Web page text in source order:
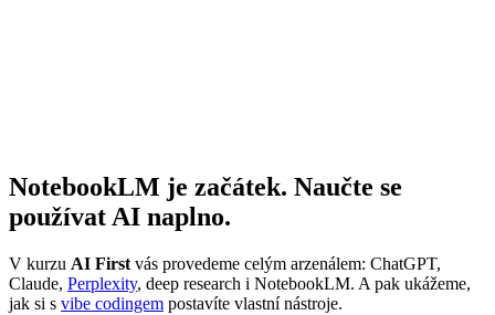
NotebookLM je začátek. Naučte se
používat AI naplno.
V kurzu AI First vás provedeme celým arzenálem: ChatGPT,
Claude, Perplexity, deep research i NotebookLM. A pak ukážeme,
jak si s vibe codingem postavíte vlastní nástroje.